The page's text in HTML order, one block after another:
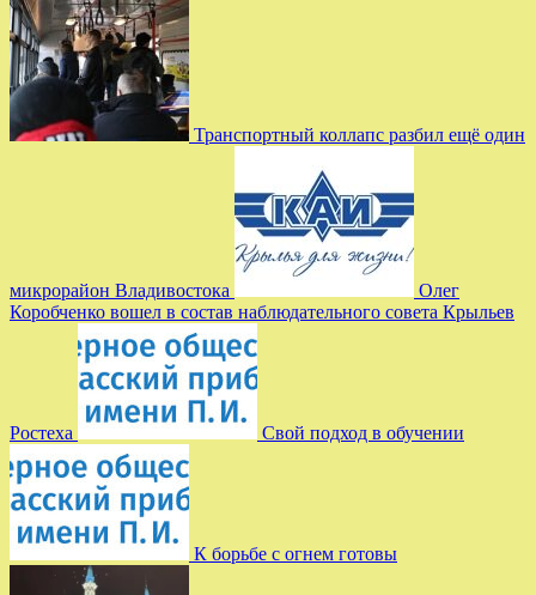
Транспортный коллапс разбил ещё один
микрорайон Владивостока
Олег
Коробченко вошел в состав наблюдательного совета Крыльев
Ростеха Свой подход в обучении
К борьбе с огнем готовы